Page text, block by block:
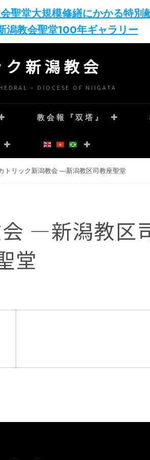
聖堂大規模修繕にかかる特別
潟教会聖堂100年ギャラリー
新潟教会
– DIOCESE OF NIIGATA
教会報『双塔』
トリック新潟教会 ―新潟教区司教座聖堂
―新潟教区
堂